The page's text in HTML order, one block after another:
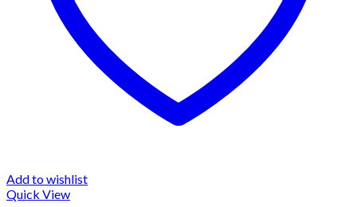
Add to wishlist
Quick View